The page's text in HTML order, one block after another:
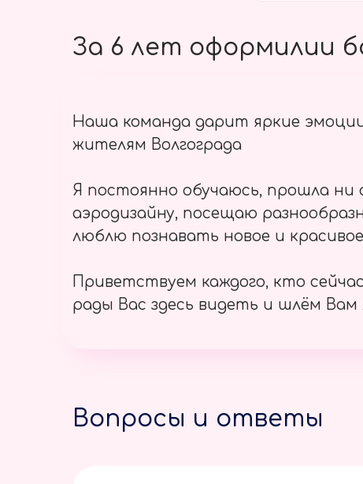
За 6 лет оформилии
Наша команда дарит яркие
жителям Волгограда
Я постоянно обучаюсь, прошла ни
аэродизайну, посещаю
люблю познавать новое и
Приветствуем каждого, кто
рады Вас здесь видеть и шлём Вам
Вопросы и ответы